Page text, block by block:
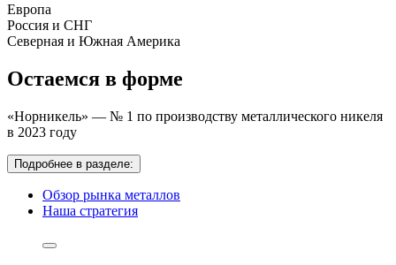
Европа
Россия и СНГ
Северная и Южная Америка
Остаемся в форме
«Норникель» — № 1 по производству металлического никеля
в 2023 году
Подробнее в разделе:
Обзор рынка металлов
Наша стратегия